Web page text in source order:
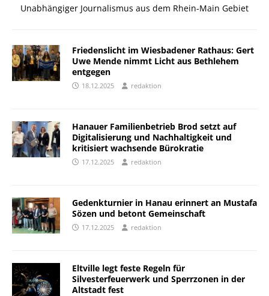
Unabhängiger Journalismus aus dem Rhein-Main Gebiet
Friedenslicht im Wiesbadener Rathaus: Gert
Uwe Mende nimmt Licht aus Bethlehem
entgegen
18.12.2025 redaktion
Hanauer Familienbetrieb Brod setzt auf
Digitalisierung und Nachhaltigkeit und
kritisiert wachsende Bürokratie
17.12.2025 redaktion
Gedenkturnier in Hanau erinnert an Mustafa
Sözen und betont Gemeinschaft
17.12.2025 redaktion
Eltville legt feste Regeln für
Silvesterfeuerwerk und Sperrzonen in der
Altstadt fest